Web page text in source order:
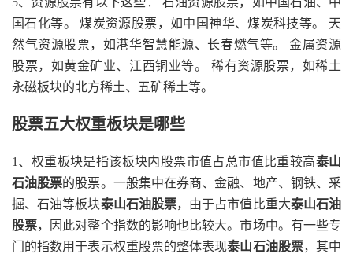
国石化等。 煤炭资源股票，如中国神华、煤炭科技等。 天
然气资源股票，如港华智慧能源、长春燃气等。 金属资源
股票，如黄金矿业、江西铜业等。 稀有资源股票，如稀土
永磁板块的北方稀土、五矿稀土等。
股票五大权重板块是哪些
1、权重板块是指该板块内股票市值占总市值比重较高泰山
石油股票的股票。一般集中在券商、金融、地产、钢铁、采
掘、石油等板块泰山石油股票，由于占市值比重大泰山石油
股票，因此对整个指数的影响也比较大。市场中。有一些专
门的指数用于表示权重股票的整体表现泰山石油股票，其中